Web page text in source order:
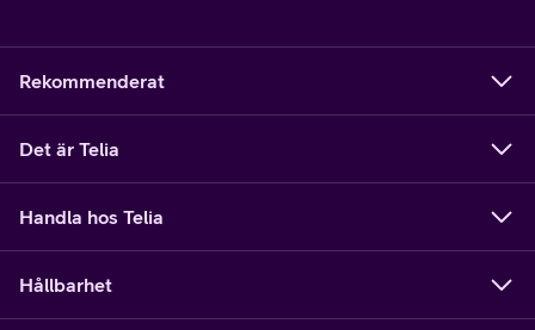
Rekommenderat
Det är Telia
Handla hos Telia
Hållbarhet